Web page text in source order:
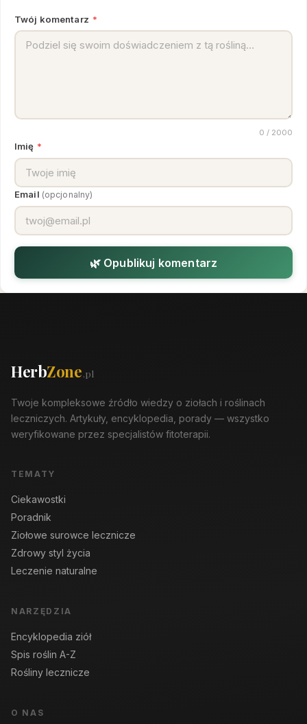
Twój komentarz *
0 / 2000
Imię *
Email (opcjonalny)
🌿 Opublikuj komentarz
HerbZone.pl
Twoje kompleksowe źródło wiedzy o ziołach i roślinach
leczniczych. Artykuły, encyklopedia, porady — wszystko
weryfikowane przez specjalistów fitoterapii.
TEMATY
Ciekawostki
Poradnik
Ziołowe surowce lecznicze
Zdrowy styl życia
Leczenie naturalne
NARZĘDZIA
Encyklopedia ziół
Spis roślin A-Z
Rośliny lecznicze
O NAS